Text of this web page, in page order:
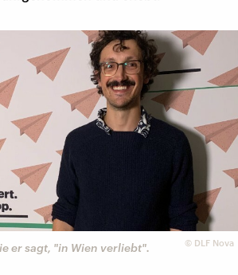
© DLF Nova
er sagt, "in Wien verliebt".